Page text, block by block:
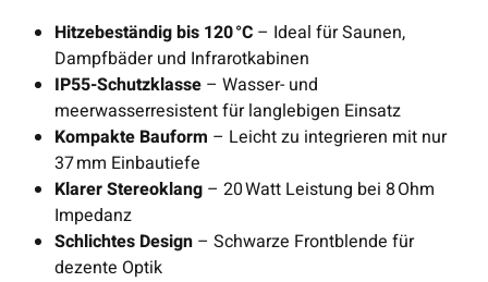
Hitzebeständig bis 120 °C – Ideal für Saunen,
Dampfbäder und Infrarotkabinen
IP55-Schutzklasse – Wasser- und
meerwasserresistent für langlebigen Einsatz
Kompakte Bauform – Leicht zu integrieren mit nur
37 mm Einbautiefe
Klarer Stereoklang – 20 Watt Leistung bei 8 Ohm
Impedanz
Schlichtes Design – Schwarze Frontblende für
dezente Optik